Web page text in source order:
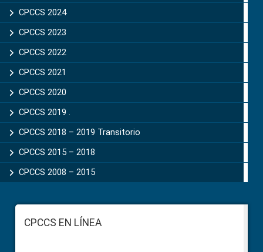
CPCCS 2024
CPCCS 2023
CPCCS 2022
CPCCS 2021
CPCCS 2020
CPCCS 2019 .
CPCCS 2018 – 2019 Transitorio
CPCCS 2015 – 2018
CPCCS 2008 – 2015
FooterCPCCS EN LÍNEA